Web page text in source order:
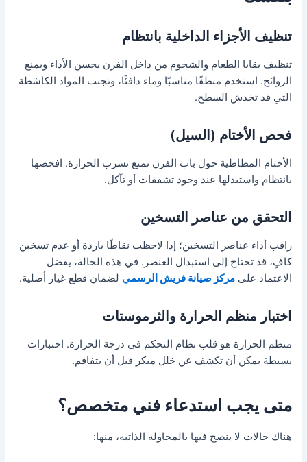
تنظيف الأجزاء الداخلية بانتظام
تنظيف بقايا الطعام والشحوم من داخل الفرن يحسن الأداء ويمنع
الروائح. استخدم منظفًا مناسبًا وماء دافئًا، وتجنب المواد الكاشطة
التي قد تخدش السطح.
فحص الأختام (السيل)
الأختام المطاطية حول باب الفرن تمنع تسرب الحرارة. افحصها
بانتظام واستبدلها عند وجود تشققات أو تآكل.
التحقق من عناصر التسخين
راقب أداء عناصر التسخين؛ إذا لاحظت نقاطًا باردة أو عدم تسخين
كافٍ، قد تحتاج إلى استبدال العنصر. في هذه الحالة، يفضل
الاعتماد علىمركز صيانة فريش الرسمي لضمان قطع غيار أصلية.
اختبار منظم الحرارة والثرموستات
منظم الحرارة هو قلب نظام التحكم في درجة الحرارة. اختبارات
بسيطة يمكن أن تكشف عن خلل مبكر قبل أن يتفاقم.
متى يجب استدعاء فني متخصص؟
هناك حالات لا ينصح فيها بالمحاولة الذاتية، منها: